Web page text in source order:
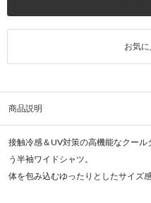
お気
商品説明
接触冷感＆UV対策の高機能なクー
う半袖ワイドシャツ。
体を包み込むゆったりとしたサイズ感